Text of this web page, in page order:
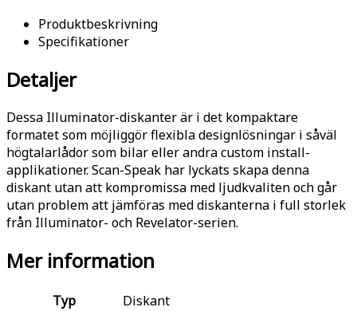
Produktbeskrivning
Specifikationer
Detaljer
Dessa Illuminator-diskanter är i det kompaktare
formatet som möjliggör flexibla designlösningar i såväl
högtalarlådor som bilar eller andra custom install-
applikationer. Scan-Speak har lyckats skapa denna
diskant utan att kompromissa med ljudkvaliten och går
utan problem att jämföras med diskanterna i full storlek
från Illuminator- och Revelator-serien.
Mer information
Typ
Diskant